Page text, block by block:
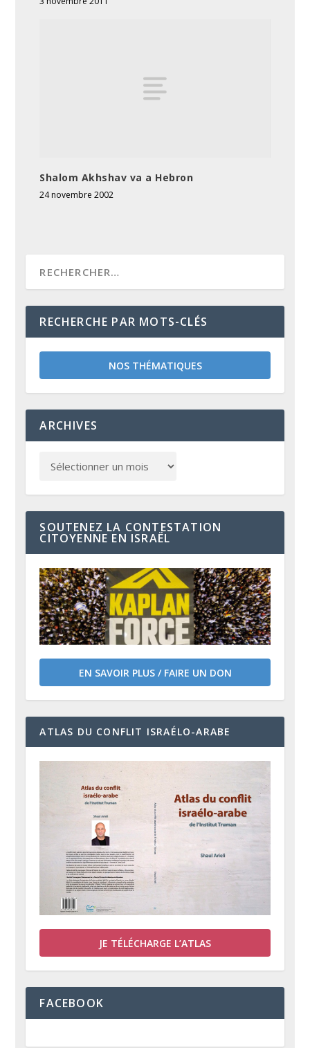
Shalom Akhshav va a Hebron
24 novembre 2002
RECHERCHE PAR MOTS-CLÉS
NOS THÉMATIQUES
ARCHIVES
SOUTENEZ LA CONTESTATION
CITOYENNE EN ISRAËL
EN SAVOIR PLUS / FAIRE UN DON
ATLAS DU CONFLIT ISRAÉLO-ARABE
JE TÉLÉCHARGE L’ATLAS
FACEBOOK